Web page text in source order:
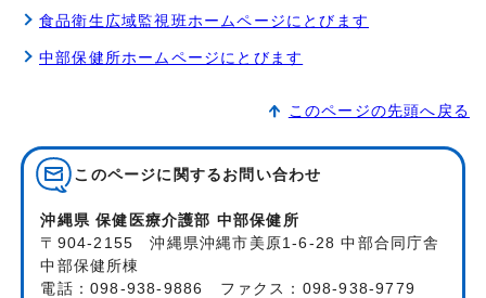
食品衛生広域監視班ホームページにとびます
中部保健所ホームページにとびます
このページの先頭へ戻る
このページに関する お問い合わせ
沖縄県 保健医療介護部 中部保健所
〒904-2155 沖縄県沖縄市美原1-6-28 中部合同庁舎
中部保健所棟
電話：098-938-9886 ファクス：098-938-9779